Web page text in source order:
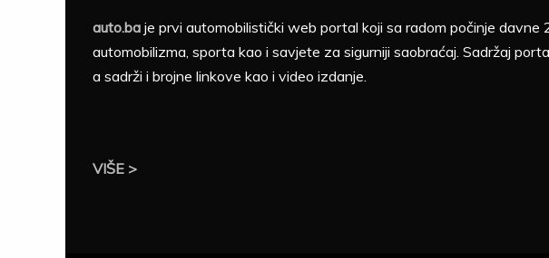
auto.ba je prvi automobilistički web portal koji sa radom počinje
automobilizma, sporta kao i savjete za sigurniji saobraćaj. Sadržaj
a sadrži i brojne linkove kao i video izdanje.
VIŠE >